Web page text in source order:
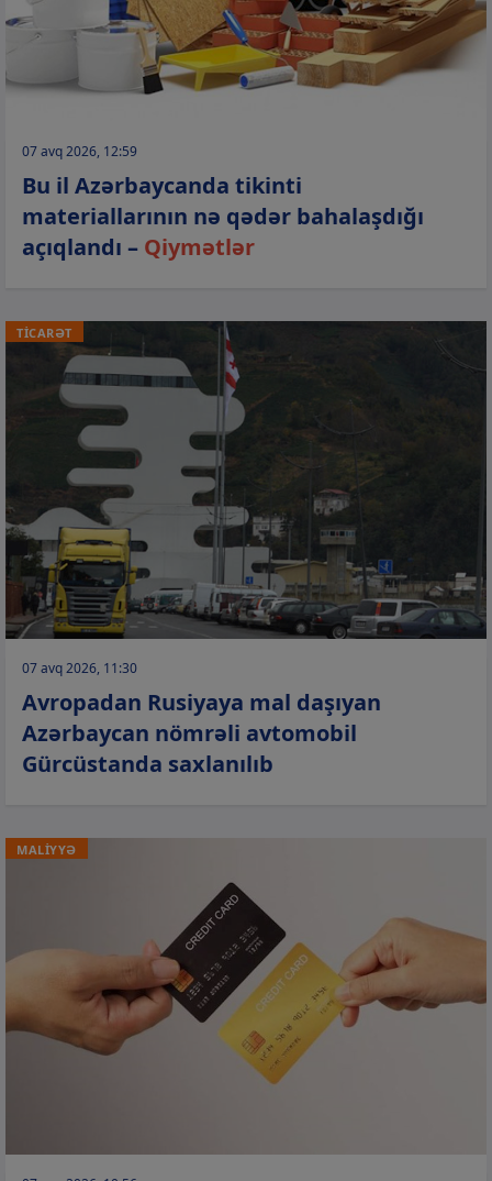
07 avq 2026, 12:59
Bu il Azərbaycanda tikinti
materiallarının nə qədər bahalaşdığı
açıqlandı – Qiymətlər
TİCARƏT
07 avq 2026, 11:30
Avropadan Rusiyaya mal daşıyan
Azərbaycan nömrəli avtomobil
Gürcüstanda saxlanılıb
MALİYYƏ